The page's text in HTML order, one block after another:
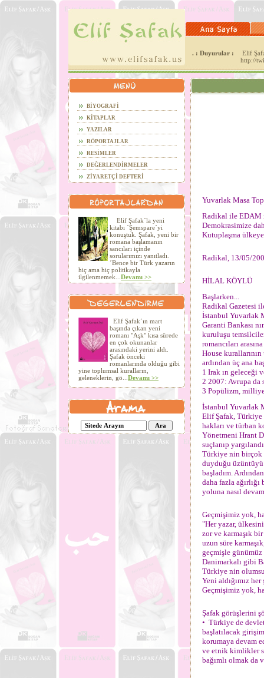
. : Duyurular :
Elif
http://
BİYOGRAFİ
KİTAPLAR
YAZILAR
RÖPORTAJLAR
RESİMLER
DEĞERLENDİRMELER
ZİYARETÇİ DEFTERİ
Elif Şafak´la yeni
kitabı ´Şemspare´yi
konuştuk. Şafak, yeni bir
romana başlamanın
sancıları içinde
sorularımızı yanıtladı.
´Bence bir Türk yazarın
hiç ama hiç politikayla
ilgilenmemek... Devamı >>
Elif Şafak´ın mart
başında çıkan yeni
romanı "Aşk" kısa sürede
en çok okunanlar
arasındaki yerini aldı.
Şafak önceki
romanlarında olduğu gibi
yine toplumsal kuralların,
geleneklerin, gö... Devamı >>
Yuvarlak Masa
Radikal ile EDAM
Demokrasimize
Kutuplaşma
Radikal, 13/05/
HİLAL KÖYLÜ
Başlarken...
Radikal Gazetesi
İstanbul Yuvarlak
Garanti Bankası
kuruluşu
romancıları
House kurallarının
ardından üç ana
1 Irak ın geleceği
2 2007: Avrupa da
3 Popülizm,
İstanbul Yuvarlak
Elif Şafak,
hakları ve türban
Yönetmeni Hrant
suçlanıp
Türkiye nin birçok
duyduğu üzüntüyü
başladım.
daha fazla
yoluna nasıl
Geçmişimiz yok,
"Her yazar,
zor ve karmaşık
uzun süre
geçmişle günümüz
Danimarkalı gibi
Türkiye nin
Yeni aldığımız
Geçmişimiz yok,
Şafak görüşlerini
• Türkiye de
başlatılacak
korumaya devam
ve etnik kimlikler
bağımlı olmak da